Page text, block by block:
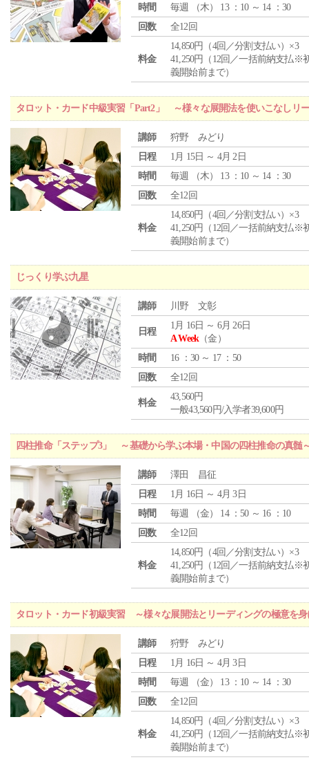
時間 毎週 （木） 13 ：10 ～ 14 ：30
回数
全12回
料金
14,850円（4回／分割支払い）×3
41,250円（12回／一括前納支払※
義開始前まで）
タロット・カード中級実習「Part2」 ～様々な展開法を使いこなしリ
講師
狩野 みどり
日程
1月 15日 ～ 4月 2日
時間
毎週 （木） 13 ：10 ～ 14 ：30
回数
全12回
料金
14,850円（4回／分割支払い）×3
41,250円（12回／一括前納支払※
義開始前まで）
じっくり学ぶ九星
講師 川野 文彰
日程
1月 16日 ～ 6月 26日
A Week（金）
時間
16 ：30 ～ 17 ：50
回数
全12回
料金
43,560円
一般43,560円/入学者39,600円
四柱推命「ステップ3」 ～基礎から学ぶ本場・中国の四柱推命の真髄
講師
澤田 昌征
日程
1月 16日 ～ 4月 3日
時間
毎週 （金） 14 ：50 ～ 16 ：10
回数
全12回
料金
14,850円（4回／分割支払い）×3
41,250円（12回／一括前納支払※
義開始前まで）
タロット・カード初級実習 ～様々な展開法とリーディングの極意を身
講師
狩野 みどり
日程
1月 16日 ～ 4月 3日
時間
毎週 （金） 13 ：10 ～ 14 ：30
回数
全12回
料金
14,850円（4回／分割支払い）×3
41,250円（12回／一括前納支払※
義開始前まで）